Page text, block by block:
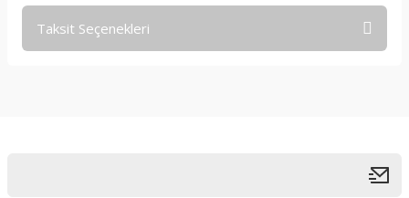
Taksit Seçenekleri